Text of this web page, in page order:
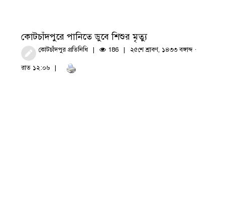
কোটচাঁদপুরে পানিতে ডুবে শিশুর মৃত্যু
কোটচাঁদপুর প্রতিনিধি 186 ২৫শে শ্রাবণ, ১৪৩৩ বঙ্গাব্দ ·
রাত ১২:০৬